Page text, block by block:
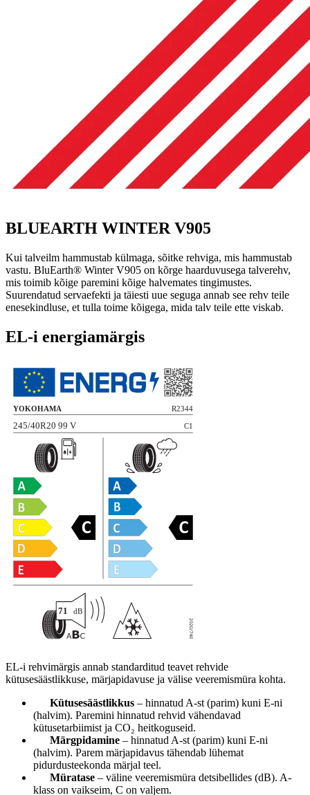
BLUEARTH WINTER V905
Kui talveilm hammustab külmaga, sõitke rehviga, mis hammustab
vastu. BluEarth® Winter V905 on kõrge haarduvusega talverehv,
mis toimib kõige paremini kõige halvemates tingimustes.
Suurendatud servaefekti ja täiesti uue seguga annab see rehv teile
enesekindluse, et tulla toime kõigega, mida talv teile ette viskab.
EL-i energiamärgis
EL-i rehvimärgis annab standarditud teavet rehvide
kütusesäästlikkuse, märjapidavuse ja välise veeremismüra kohta.
Kütusesäästlikkus – hinnatud A-st (parim) kuni E-ni
(halvim). Paremini hinnatud rehvid vähendavad
kütusetarbiimist ja CO₂ heitkoguseid.
Märgpidamine – hinnatud A-st (parim) kuni E-ni
(halvim). Parem märjapidavus tähendab lühemat
pidurdusteekonda märjal teel.
Müratase – väline veeremismüra detsibellides (dB). A-
klass on vaikseim, C on valjem.